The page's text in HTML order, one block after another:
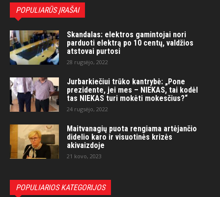
POPULIARŪS ĮRAŠAI
Skandalas: elektros gamintojai nori
parduoti elektrą po 10 centų, valdžios
atstovai purtosi
28 rugsėjo, 2022
Jurbarkiečiui trūko kantrybė: „Pone
prezidente, jei mes – NIEKAS, tai kodėl
tas NIEKAS turi mokėti mokesčius?“
24 rugsėjo, 2022
Maitvanagių puota rengiama artėjančio
didelio karo ir visuotinės krizės
akivaizdoje
21 kovo, 2023
POPULIARIOS KATEGORIJOS